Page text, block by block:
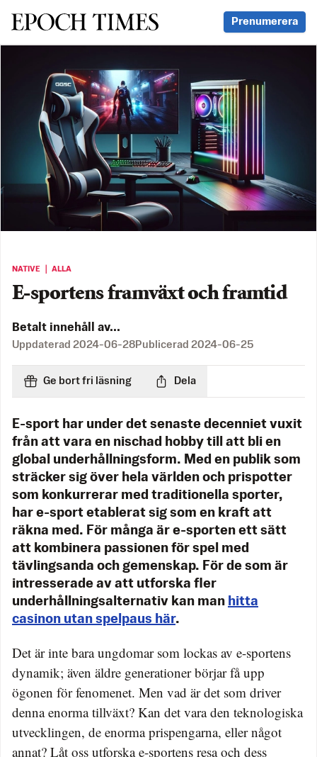
Svenska Epoch Times Prenumerera
NATIVE ｜ ALLA
E-sportens framväxt och framtid
Betalt innehåll av...
Uppdaterad 2024-06-28 Publicerad 2024-06-25
Ge bort fri läsning Dela
E-sport har under det senaste decenniet vuxit
från att vara en nischad hobby till att bli en
global underhållningsform. Med en publik som
sträcker sig över hela världen och prispotter
som konkurrerar med traditionella sporter,
har e-sport etablerat sig som en kraft att
räkna med. För många är e-sporten ett sätt
att kombinera passionen för spel med
tävlingsanda och gemenskap. För de som är
intresserade av att utforska fler
underhållningsalternativ kan man hitta
casinon utan spelpaus här.
Det är inte bara ungdomar som lockas av e-sportens
dynamik; även äldre generationer börjar få upp
ögonen för fenomenet. Men vad är det som driver
denna enorma tillväxt? Kan det vara den teknologiska
utvecklingen, de enorma prispengarna, eller något
annat? Låt oss utforska e-sportens resa och dess